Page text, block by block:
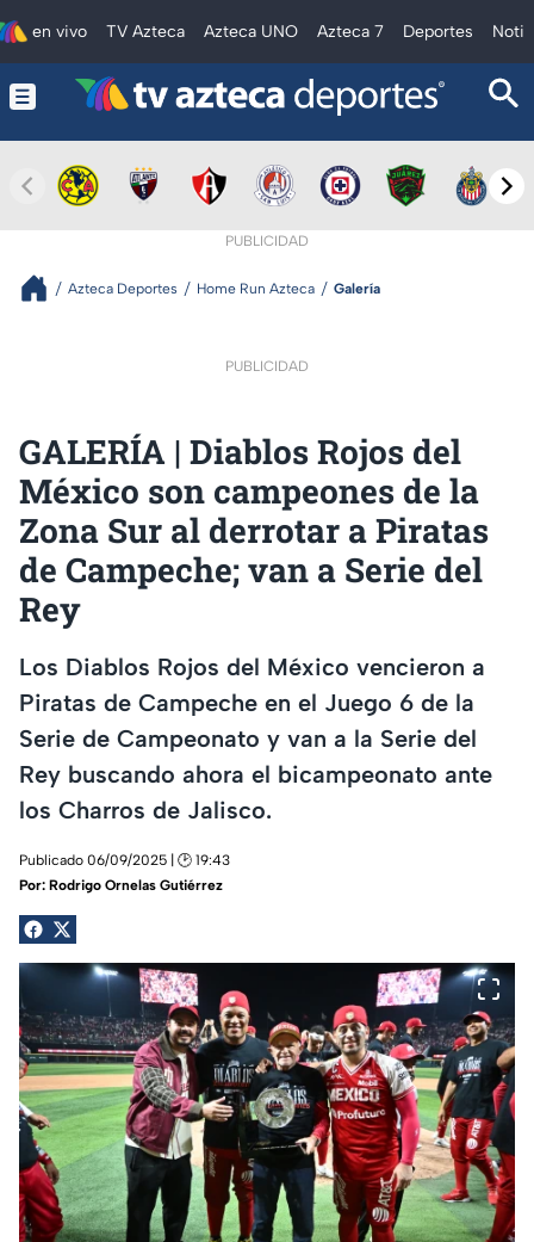
en vivo TV Azteca Azteca UNO Azteca 7 Deportes
PUBLICIDAD
Azteca Deportes Home Run Azteca Galería
PUBLICIDAD
GALERÍA | Diablos Rojos del
México son campeones de la
Zona Sur al derrotar a Piratas
de Campeche; van a Serie del
Rey
Los Diablos Rojos del México vencieron a
Piratas de Campeche en el Juego 6 de la
Serie de Campeonato y van a la Serie del
Rey buscando ahora el bicampeonato ante
los Charros de Jalisco.
Publicado 06/09/2025 | 🕑 19:43
Por: Rodrigo Ornelas Gutiérrez